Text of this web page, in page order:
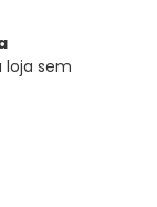
loja sem